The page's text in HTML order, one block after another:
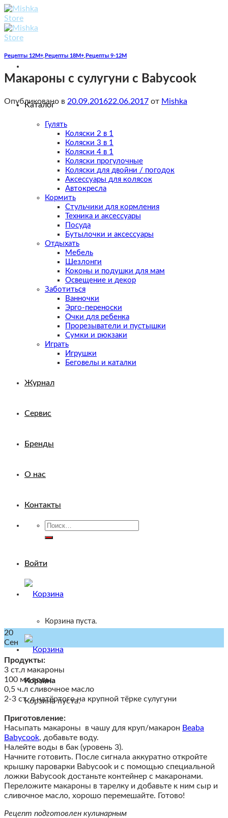
Skip
to
content
Каталог
Гулять
Коляски 2 в 1
Коляски 3 в 1
Коляски 4 в 1
Коляски прогулочные
Коляски для двойни / погодок
Аксессуары для колясок
Автокресла
Кормить
Стульчики для кормления
Техника и аксессуары
Посуда
Бутылочки и аксессуары
Отдыхать
Мебель
Шезлонги
Коконы и подушки для мам
Освещение и декор
Заботиться
Ванночки
Эрго-переноски
Очки для ребенка
Прорезыватели и пустышки
Сумки и рюкзаки
Играть
Игрушки
Беговелы и каталки
Журнал
Сервис
Бренды
О нас
Контакты
Искать:
Войти
Корзина пуста.
Корзина
Корзина пуста.
Рецепты 12M+ Рецепты 18M+ Рецепты 9-12M
Макароны с сулугуни с Babycook
Опубликовано в 20.09.201622.06.2017 от Mishka
20
Сен
Продукты:
3 ст.л макароны
100 мл воды
0,5 ч.л сливочное масло
2-3 ст. л натёртого на крупной тёрке сулугуни
Приготовление:
Насыпать макароны в чашу для круп/макарон Beaba
Babycook, добавьте воду.
Налейте воды в бак (уровень 3).
Начните готовить. После сигнала аккуратно откройте
крышку пароварки Babycook и с помощью специальной
ложки Babycook достаньте контейнер с макаронами.
Переложите макароны в тарелку и добавьте к ним сыр и
сливочное масло, хорошо перемешайте. Готово!
Рецепт подготовлен кулинарным